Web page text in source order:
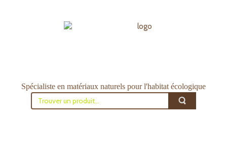
Spécialiste en matériaux naturels pour l'habitat écologique